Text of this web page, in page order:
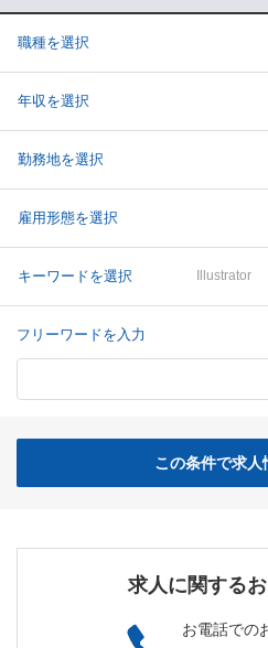
職種を選択
年収を選択
勤務地を選択
雇用形態を選択
キーワードを選択 Illustrator
フリーワードを入力
この条件で求人
求人に関する
お電話での